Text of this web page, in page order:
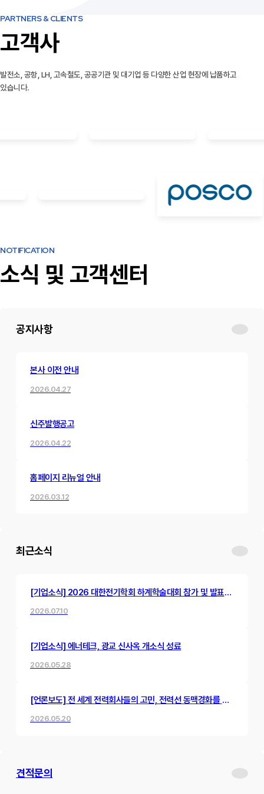
PARTNERS & CLIENTS
고객사
발전소, 공항, LH, 고속철도, 공공기관 및 대기업 등 다양한 산업 현장에 납품하고
있습니다.
NOTIFICATION
소식 및 고객센터
공지사항
본사 이전 안내
2026.04.27
신주발행공고
2026.04.22
홈페이지 리뉴얼 안내
2026.03.12
최근소식
[기업소식] 2026 대한전기학회 하계학술대회 참가 및 발표
2026.07.10
[기업소식] 에너테크, 광교 신사옥 개소식 성료
2026.05.28
[언론보도] 전 세계 전력회사들의 고민, 전력선 동맥경화를 뻥
2026.05.20
견적문의